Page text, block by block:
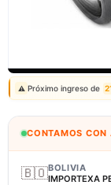
⚠️ Próximo ingreso de
CONTAMOS CON
🇧🇴BOLIVIA
IMPORTEXA